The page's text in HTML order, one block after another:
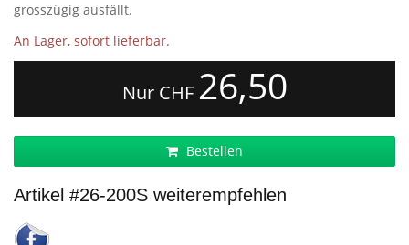
grosszügig ausfällt.
An Lager, sofort lieferbar.
Nur CHF 26,50
Bestellen
Artikel #26-200S weiterempfehlen